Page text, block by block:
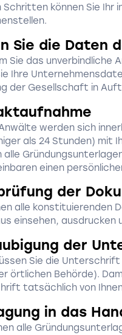
Schritten können Sie Ihr
Sie die Daten
Sie das unverbindliche
Ihre
der Gesellschaft in
werden sich
als 24 Stunden) mit
alle
einen
der
alle konstituierenden
einsehen, ausdrucken
der
Sie die
örtlichen Behörde).
tatsächlich von
in das
alle